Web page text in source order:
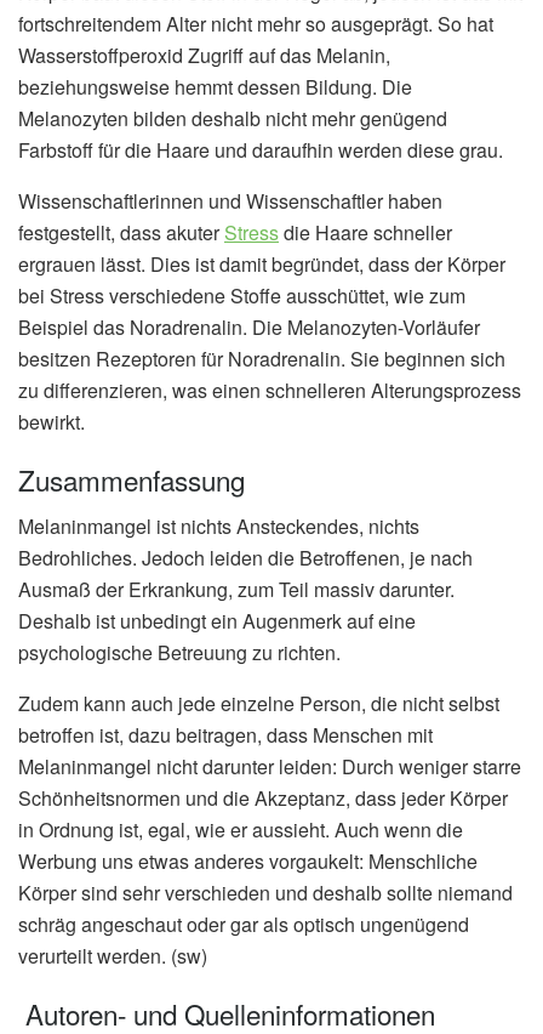
fortschreitendem Alter nicht mehr so ausgeprägt. So hat
Wasserstoffperoxid Zugriff auf das Melanin,
beziehungsweise hemmt dessen Bildung. Die
Melanozyten bilden deshalb nicht mehr genügend
Farbstoff für die Haare und daraufhin werden diese grau.
Wissenschaftlerinnen und Wissenschaftler haben
festgestellt, dass akuterStressdie Haare schneller
ergrauen lässt. Dies ist damit begründet, dass der Körper
bei Stress verschiedene Stoffe ausschüttet, wie zum
Beispiel das Noradrenalin. Die Melanozyten-Vorläufer
besitzen Rezeptoren für Noradrenalin. Sie beginnen sich
zu differenzieren, was einen schnelleren Alterungsprozess
bewirkt.
Zusammenfassung
Melaninmangel ist nichts Ansteckendes, nichts
Bedrohliches. Jedoch leiden die Betroffenen, je nach
Ausmaß der Erkrankung, zum Teil massiv darunter.
Deshalb ist unbedingt ein Augenmerk auf eine
psychologische Betreuung zu richten.
Zudem kann auch jede einzelne Person, die nicht selbst
betroffen ist, dazu beitragen, dass Menschen mit
Melaninmangel nicht darunter leiden: Durch weniger starre
Schönheitsnormen und die Akzeptanz, dass jeder Körper
in Ordnung ist, egal, wie er aussieht. Auch wenn die
Werbung uns etwas anderes vorgaukelt: Menschliche
Körper sind sehr verschieden und deshalb sollte niemand
schräg angeschaut oder gar als optisch ungenügend
verurteilt werden. (sw)
Autoren- und Quelleninformationen